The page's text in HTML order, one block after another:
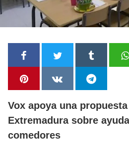
Vox apoya una
Extremadura sobre
comedores